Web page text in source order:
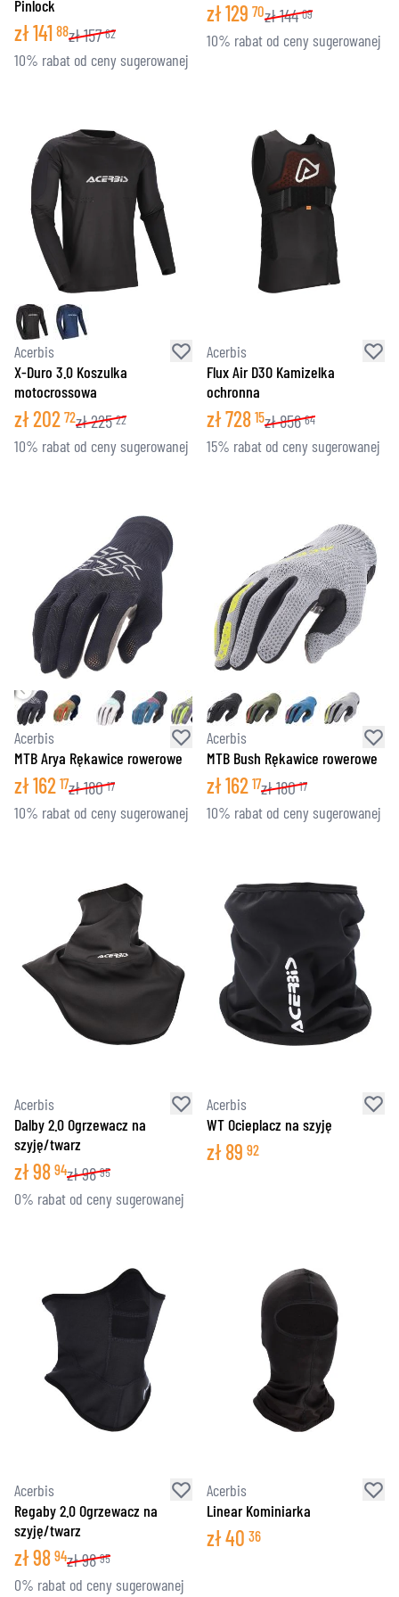
Pinlock
zł141 88zł157 62
10% rabat od ceny sugerowanej
zł129 70zł144 09
10% rabat od ceny sugerowanej
Acerbis
X-Duro 3.0 Koszulka
motocrossowa
zł202 72zł225 22
10% rabat od ceny sugerowanej
Acerbis
Flux Air D3O Kamizelka
ochronna
zł728 15zł856 64
15% rabat od ceny sugerowanej
Acerbis
MTB Arya Rękawice rowerowe
zł162 17zł180 17
10% rabat od ceny sugerowanej
Acerbis
MTB Bush Rękawice rowerowe
zł162 17zł180 17
10% rabat od ceny sugerowanej
Acerbis
Dalby 2.0 Ogrzewacz na
szyję/twarz
zł98 94zł98 95
0% rabat od ceny sugerowanej
Acerbis
WT Ocieplacz na szyję
zł89 92
Acerbis
Regaby 2.0 Ogrzewacz na
szyję/twarz
zł98 94zł98 95
0% rabat od ceny sugerowanej
Acerbis
Linear Kominiarka
zł40 36